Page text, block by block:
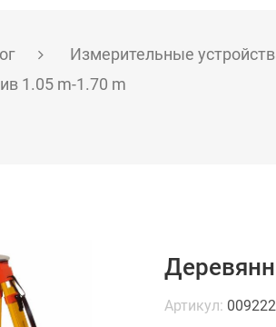
Измерительные
1.05 m-1.70 m
Артикул: 009222